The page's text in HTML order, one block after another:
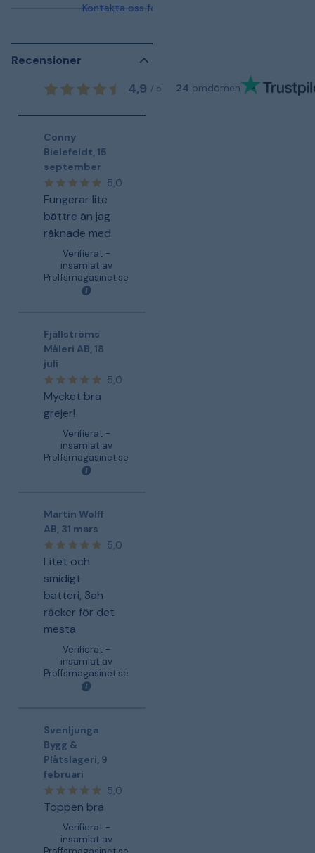
Kontakta oss för mer information
Recensioner
4,9 / 5 24 omdömen
Conny
Bielefeldt 15
september
5,0
Fungerar lite
bättre än jag
räknade med
Verifierat -
insamlat av
Proffsmagasinet.se
Fjällströms
Måleri AB 18
juli
5,0
Mycket bra
grejer!
Verifierat -
insamlat av
Proffsmagasinet.se
Martin Wolff
AB 31 mars
5,0
Litet och
smidigt
batteri, 3ah
räcker för det
mesta
Verifierat -
insamlat av
Proffsmagasinet.se
Svenljunga
Bygg &
Plåtslageri 9
februari
5,0
Toppen bra
Verifierat -
insamlat av